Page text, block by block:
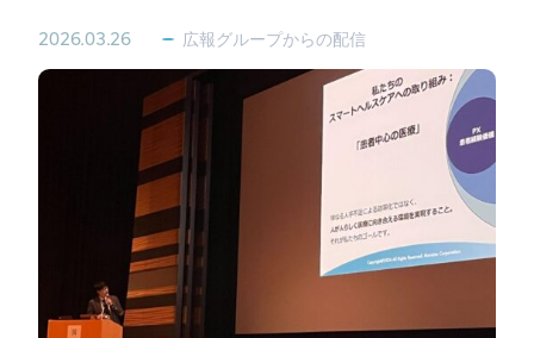
2026.03.26 広報グループからの配信